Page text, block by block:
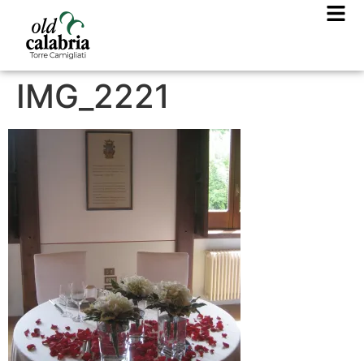
IMG_2221